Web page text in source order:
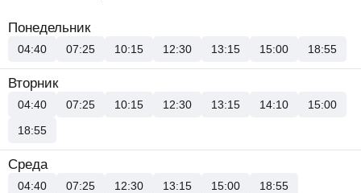
Понедельник
04:40 07:25 10:15 12:30 13:15 15:00 18:55
Вторник
04:40 07:25 10:15 12:30 13:15 14:10
15:00
18:55
Среда
04:40 07:25 12:30 13:15 15:00 18:55